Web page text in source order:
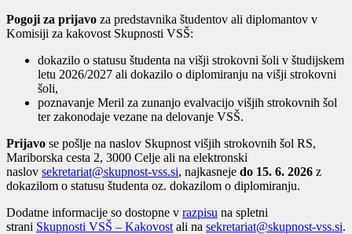
Pogoji za prijavo za predstavnika študentov ali diplomantov v
Komisiji za kakovost Skupnosti VSŠ:
dokazilo o statusu študenta na višji strokovni šoli v študijskem
letu 2026/2027 ali dokazilo o diplomiranju na višji strokovni
šoli,
poznavanje Meril za zunanjo evalvacijo višjih strokovnih šol
ter zakonodaje vezane na delovanje VSŠ.
Prijavo se pošlje na naslov Skupnost višjih strokovnih šol RS,
Mariborska cesta 2, 3000 Celje ali na elektronski
naslov sekretariat@skupnost-vss.si, najkasneje do 15. 6. 2026 z
dokazilom o statusu študenta oz. dokazilom o diplomiranju.
Dodatne informacije so dostopne v razpisu na spletni
strani Skupnosti VSŠ – Kakovost ali na sekretariat@skupnost-vss.si.